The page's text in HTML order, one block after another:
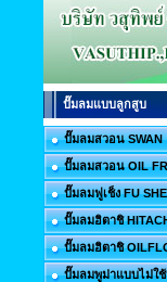
ปั๊มลมแบบลูกสูบ
ปั๊มลมสวอน SWAN
ปั๊มลมสวอน OIL
ปั๊มลมฟูเช็ง FU
ปั๊มลมฮิตาชิ
ปั๊มลมฮิตาชิ
ปั๊มลมพูม่าแบบไม่ใช้